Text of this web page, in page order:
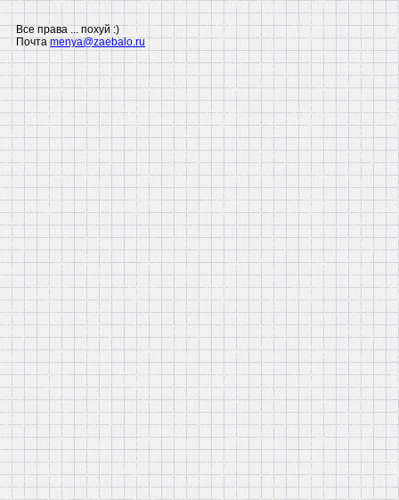
Все права ... похуй :)
Почтаmenya@zaebalo.ru